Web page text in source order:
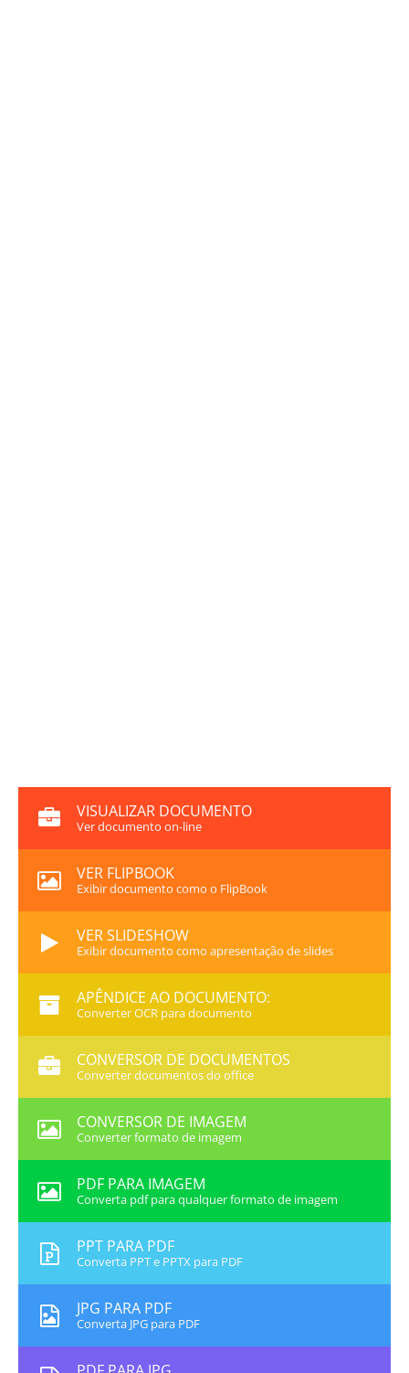
VISUALIZAR DOCUMENTO
Ver documento on-line
VER FLIPBOOK
Exibir documento como o FlipBook
VER SLIDESHOW
Exibir documento como apresentação de slides
APÊNDICE AO DOCUMENTO:
Converter OCR para documento
CONVERSOR DE DOCUMENTOS
Converter documentos do office
CONVERSOR DE IMAGEM
Converter formato de imagem
PDF PARA IMAGEM
Converta pdf para qualquer formato de imagem
PPT PARA PDF
Converta PPT e PPTX para PDF
JPG PARA PDF
Converta JPG para PDF